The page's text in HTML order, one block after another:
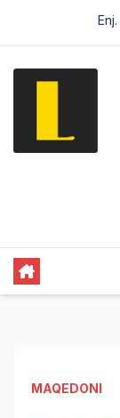
MAQEDONI